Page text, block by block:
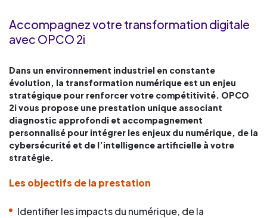
Accompagnez votre transformation digitale
avec OPCO 2i
Dans un environnement industriel en constante
évolution, la transformation numérique est un enjeu
stratégique pour renforcer votre compétitivité. OPCO
2i vous propose une prestation unique associant
diagnostic approfondi et accompagnement
personnalisé pour intégrer les enjeux du numérique, de la
cybersécurité et de l’intelligence artificielle à votre
stratégie.
Les objectifs de la prestation
Identifier les impacts du numérique, de la